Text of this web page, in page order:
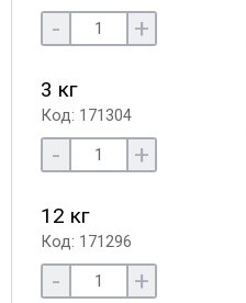
- +
3 кг
Код: 171304
- +
12 кг
Код: 171296
- +